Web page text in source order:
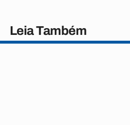
Leia Também